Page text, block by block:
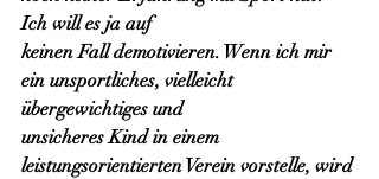
Ich will es ja auf
keinen Fall demotivieren. Wenn ich mir
ein unsportliches, vielleicht
übergewichtiges und
unsicheres Kind in einem
leistungsorientierten Verein vorstelle, wird